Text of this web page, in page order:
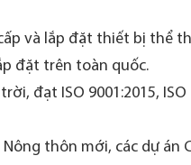
và lắp đặt thiết bị thể
đặt trên toàn quốc.
đạt ISO 9001:2015, ISO
thôn mới, các dự án